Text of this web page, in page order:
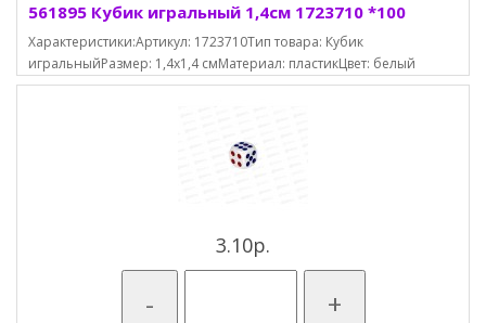
561895 Кубик игральный 1,4см 1723710 *100
Характеристики:Артикул: 1723710Тип товара: Кубик
игральныйРазмер: 1,4х1,4 смМатериал: пластикЦвет: белый
3.10р.
- +